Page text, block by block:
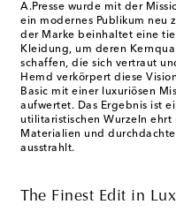
A.Presse wurde mit der
ein modernes Publikum neu
der Marke beinhaltet eine
Kleidung, um deren
schaffen, die sich vertraut
Hemd verkörpert diese
Basic mit einer luxuriösen
aufwertet. Das Ergebnis ist
utilitaristischen Wurzeln
Materialien und
ausstrahlt.
The Finest Edit in